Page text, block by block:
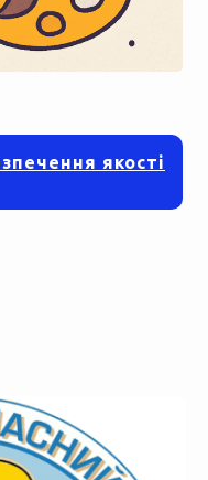
якості